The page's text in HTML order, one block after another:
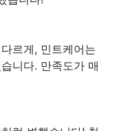
르게, 민트케어는
니다. 만족도가 매